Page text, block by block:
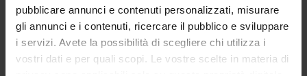
pubblicare annunci e contenuti personalizzati, misurare
gli annunci e i contenuti, ricercare il pubblico e sviluppare
i servizi. Avete la possibilità di scegliere chi utilizza i
vostri dati e per quali scopi. Le vostre scelte in materia di
DEPARTMENT ADMINISTRATION OFFICES
STUDENT ADMINISTRATION OFFICES